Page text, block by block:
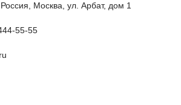
Москва, ул. Арбат, дом 1
55-55